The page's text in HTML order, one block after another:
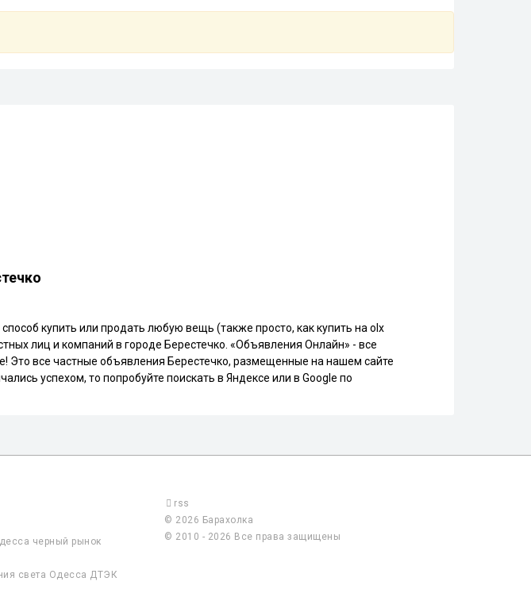
купить или продать любую вещь (также просто, как купить на olx
лиц и компаний в городе Берестечко. «Объявления Онлайн» - все
Это все частные объявления Берестечко, размещенные на нашем сайте
успехом, то попробуйте поискать в Яндексе или в Google по
черный рынок
света Одесса ДТЭК
rss
© 2026 Барахолка
© 2010 - 2026 Все права защищены